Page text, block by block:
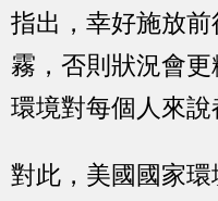
指出，幸好施放
霧，否則狀況會
環境對每個人來說
對此，美國國家